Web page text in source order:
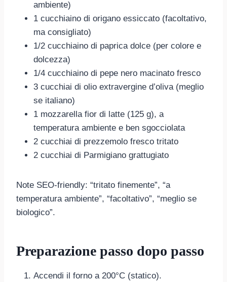
ambiente)
1 cucchiaino di origano essiccato (facoltativo,
ma consigliato)
1/2 cucchiaino di paprica dolce (per colore e
dolcezza)
1/4 cucchiaino di pepe nero macinato fresco
3 cucchiai di olio extravergine d’oliva (meglio
se italiano)
1 mozzarella fior di latte (125 g), a
temperatura ambiente e ben sgocciolata
2 cucchiai di prezzemolo fresco tritato
2 cucchiai di Parmigiano grattugiato
Note SEO-friendly: “tritato finemente”, “a
temperatura ambiente”, “facoltativo”, “meglio se
biologico”.
Preparazione passo dopo passo
Accendi il forno a 200°C (statico).